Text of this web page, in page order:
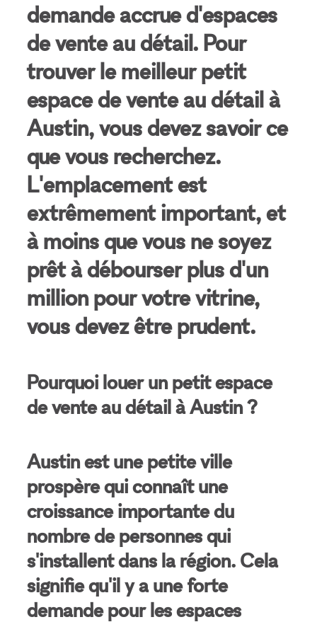
demande accrue d'espaces
de vente au détail. Pour
trouver le meilleur petit
espace de vente au détail à
Austin, vous devez savoir ce
que vous recherchez.
L'emplacement est
extrêmement important, et
à moins que vous ne soyez
prêt à débourser plus d'un
million pour votre vitrine,
vous devez être prudent.
Pourquoi louer un petit espace
de vente au détail à Austin ?
Austin est une petite ville
prospère qui connaît une
croissance importante du
nombre de personnes qui
s'installent dans la région. Cela
signifie qu'il y a une forte
demande pour les espaces